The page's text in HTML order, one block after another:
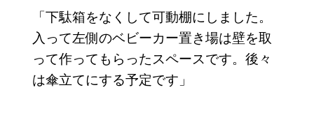
「下駄箱をなくして可動棚にしました。
入って左側のベビーカー置き場は壁を取
って作ってもらったスペースです。後々
は傘立てにする予定です」